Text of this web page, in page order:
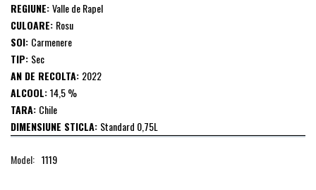
REGIUNE:Valle de Rapel
CULOARE: Rosu
SOI: Carmenere
TIP: Sec
AN DE RECOLTA: 2022
ALCOOL:14,5 %
TARA: Chile
DIMENSIUNE STICLA: Standard 0,75L
Model: 1119